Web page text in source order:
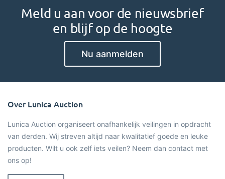
Meld u aan voor de nieuwsbrief
en blijf op de hoogte
Nu aanmelden
Over Lunica Auction
Lunica Auction organiseert onafhankelijk veilingen in opdracht
van derden. Wij streven altijd naar kwalitatief goede en leuke
producten. Wilt u ook zelf iets veilen? Neem dan contact met
ons op!